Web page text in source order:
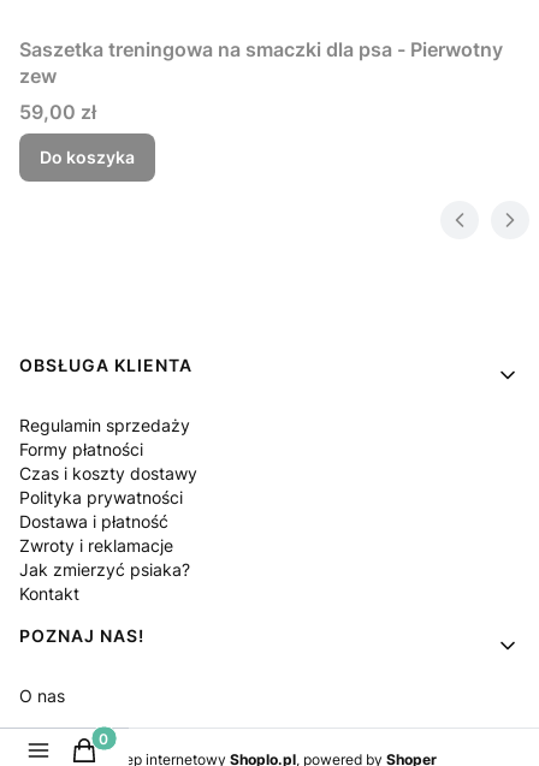
Saszetka treningowa na smaczki dla psa - Pierwotny
zew
Cena
59,00 zł
Do koszyka
Linki w stopce
OBSŁUGA KLIENTA
Regulamin sprzedaży
Formy płatności
Czas i koszty dostawy
Polityka prywatności
Dostawa i płatność
Zwroty i reklamacje
Jak zmierzyć psiaka?
Kontakt
POZNAJ NAS!
O nas
Sklep internetowy Shoplo.pl, powered by Shoper
Produkty w koszyku: 0. Zobacz szczegóły